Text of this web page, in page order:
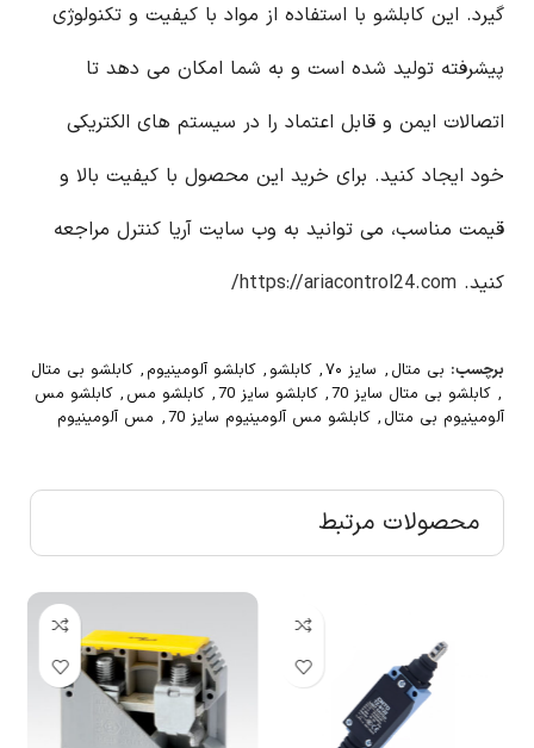
گیرد. این کابلشو با استفاده از مواد با کیفیت و تکنولوژی
پیشرفته تولید شده است و به شما امکان می دهد تا
اتصالات ایمن و قابل اعتماد را در سیستم های الکتریکی
خود ایجاد کنید. برای خرید این محصول با کیفیت بالا و
قیمت مناسب، می توانید به وب سایت آریا کنترل مراجعه
کنید. https://ariacontrol24.com/
برچسب: بی متال , سایز ۷۰ , کابلشو , کابلشو آلومینیوم , کابلشو بی متال
, کابلشو بی متال سایز 70 , کابلشو سایز 70 , کابلشو مس , کابلشو مس
آلومینیوم بی متال , کابلشو مس آلومینیوم سایز 70 , مس آلومینیوم
محصولات مرتبط